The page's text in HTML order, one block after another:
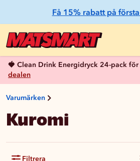
Få 15% rabatt på
🍓 Clean Drink Energidryck 24-pack
dealen
Varumärken
Kuromi
Filtrera